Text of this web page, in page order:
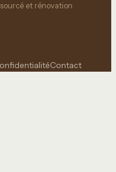
et rénovation
Contact